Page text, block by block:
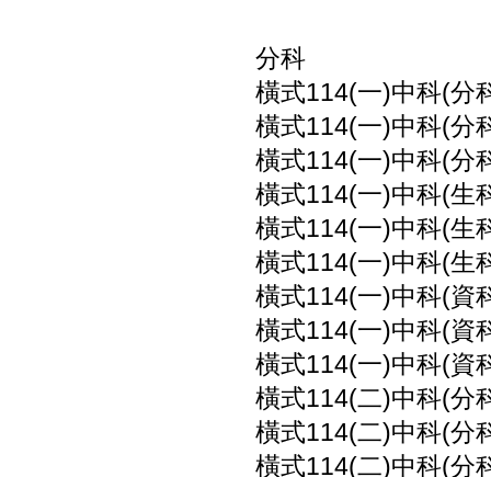
分科
橫式114(一)中科(分
橫式114(一)中科(分
橫式114(一)中科(分
橫式114(一)中科(生
橫式114(一)中科(生
橫式114(一)中科(生
橫式114(一)中科(資
橫式114(一)中科(資
橫式114(一)中科(資
橫式114(二)中科(分
橫式114(二)中科(分
橫式114(二)中科(分